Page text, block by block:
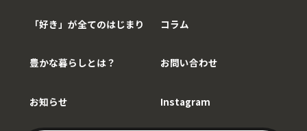
「好き」が全てのはじまり
豊かな暮らしとは？
お知らせ
コラム
お問い合わせ
Instagram